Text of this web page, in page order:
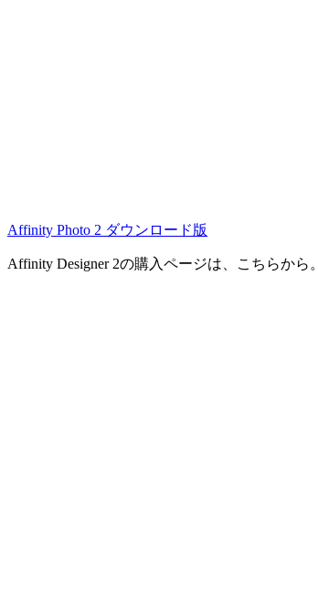
Affinity Photo 2 ダウンロード版
Affinity Designer 2の購入ページは、こちらから。